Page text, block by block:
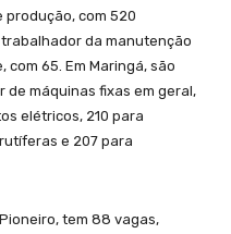
com 520
da manutenção
65. Em Maringá, são
máquinas fixas em geral,
elétricos, 210 para
e 207 para
tem 88 vagas,